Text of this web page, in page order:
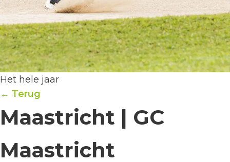
Het hele jaar
← Terug
Maastricht | GC
Maastricht